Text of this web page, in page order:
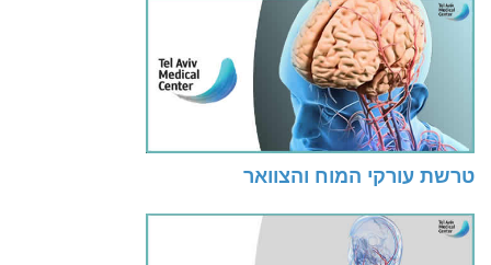
טרשת עורקי המוח והצוואר